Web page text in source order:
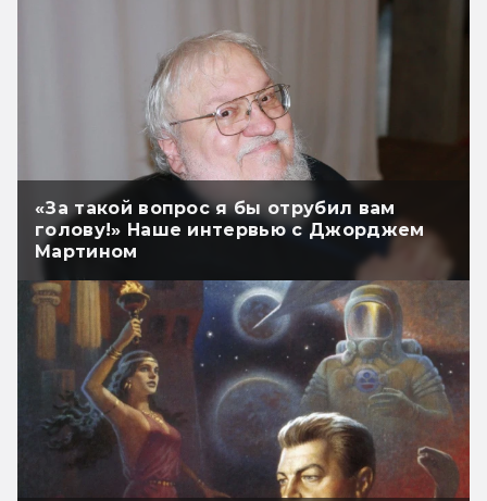
«За такой вопрос я бы отрубил вам
голову!» Наше интервью с Джорджем
Мартином